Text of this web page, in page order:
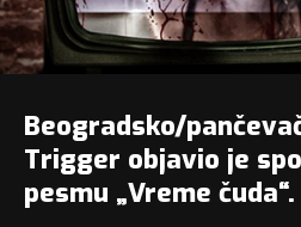
Beogradsko/
Trigger objavio je
pesmu „Vreme čuda“.